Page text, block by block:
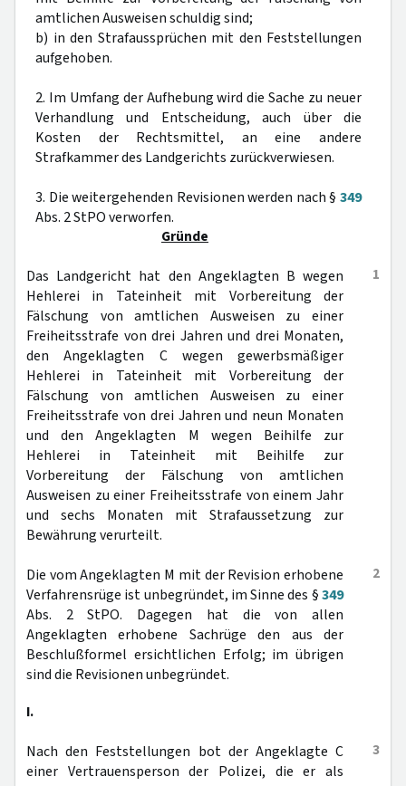
amtlichen Ausweisen schuldig sind;
b) in den Strafaussprüchen mit den Feststellungen
aufgehoben.
2. Im Umfang der Aufhebung wird die Sache zu neuer
Verhandlung und Entscheidung, auch über die
Kosten der Rechtsmittel, an eine andere
Strafkammer des Landgerichts zurückverwiesen.
3. Die weitergehenden Revisionen werden nach § 349
Abs. 2 StPO verworfen.
Gründe
1
Das Landgericht hat den Angeklagten B wegen
Hehlerei in Tateinheit mit Vorbereitung der
Fälschung von amtlichen Ausweisen zu einer
Freiheitsstrafe von drei Jahren und drei Monaten,
den Angeklagten C wegen gewerbsmäßiger
Hehlerei in Tateinheit mit Vorbereitung der
Fälschung von amtlichen Ausweisen zu einer
Freiheitsstrafe von drei Jahren und neun Monaten
und den Angeklagten M wegen Beihilfe zur
Hehlerei in Tateinheit mit Beihilfe zur
Vorbereitung der Fälschung von amtlichen
Ausweisen zu einer Freiheitsstrafe von einem Jahr
und sechs Monaten mit Strafaussetzung zur
Bewährung verurteilt.
2
Die vom Angeklagten M mit der Revision erhobene
Verfahrensrüge ist unbegründet, im Sinne des §349
Abs. 2 StPO. Dagegen hat die von allen
Angeklagten erhobene Sachrüge den aus der
Beschlußformel ersichtlichen Erfolg; im übrigen
sind die Revisionen unbegründet.
I.
3
Nach den Feststellungen bot der Angeklagte C
einer Vertrauensperson der Polizei, die er als